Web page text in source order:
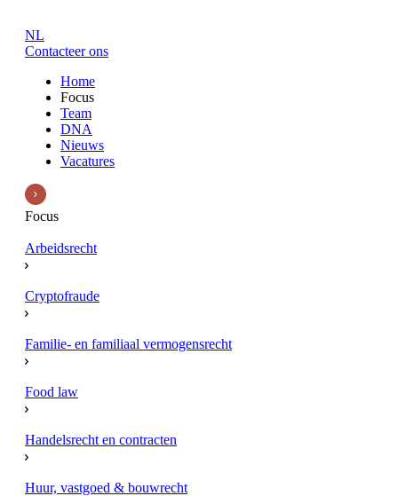
NL
Contacteer ons
Home
Focus
Team
DNA
Nieuws
Vacatures
Focus
Arbeidsrecht
Cryptofraude
Familie- en familiaal vermogensrecht
Food law
Handelsrecht en contracten
Huur, vastgoed & bouwrecht